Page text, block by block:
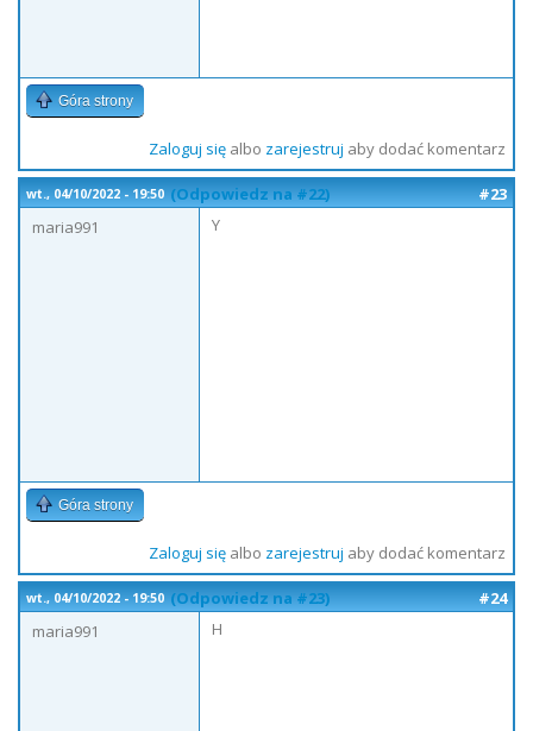
Góra strony
Zaloguj sięalbo zarejestruj aby dodać komentarz
wt., 04/10/2022 - 19:50 (Odpowiedz na #22)
#23
maria991
Y
Góra strony
Zaloguj sięalbo zarejestruj aby dodać komentarz
wt., 04/10/2022 - 19:50 (Odpowiedz na #23)
#24
maria991
H